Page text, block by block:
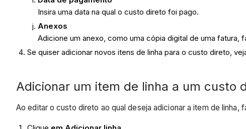
Insira uma data na qual o custo direto foi pago.
Anexos
Adicione um anexo, como uma cópia digital de uma fatura,
Se quiser adicionar novos itens de linha para o custo direto,
Adicionar um item de linha a um custo
Ao editar o custo direto ao qual deseja adicionar a item de linha,